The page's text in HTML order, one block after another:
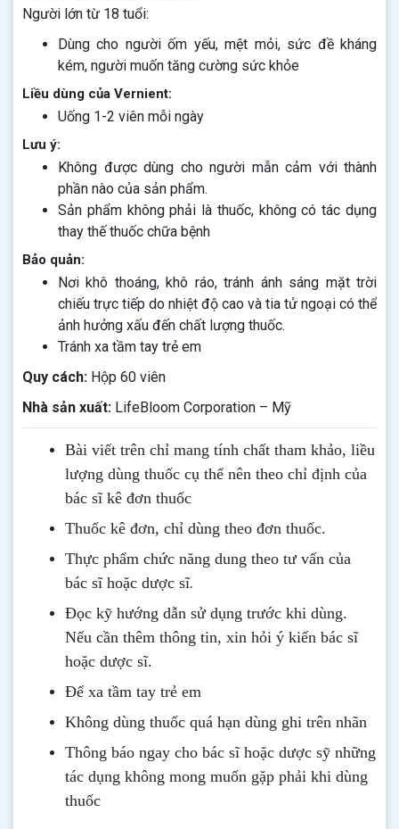
Người lớn từ 18 tuổi:
Dùng cho người ốm yếu, mệt mỏi, sức đề kháng
kém, người muốn tăng cường sức khỏe
Liều dùng của Vernient:
Uống 1-2 viên mỗi ngày
Lưu ý:
Không được dùng cho người mẫn cảm với thành
phần nào của sản phẩm.
Sản phẩm không phải là thuốc, không có tác dụng
thay thế thuốc chữa bệnh
Bảo quản:
Nơi khô thoáng, khô ráo, tránh ánh sáng mặt trời
chiếu trực tiếp do nhiệt độ cao và tia tử ngoại có thể
ảnh hưởng xấu đến chất lượng thuốc.
Tránh xa tầm tay trẻ em
Quy cách: Hộp 60 viên
Nhà sản xuất: LifeBloom Corporation – Mỹ
Bài viết trên chỉ mang tính chất tham khảo, liều
lượng dùng thuốc cụ thể nên theo chỉ định của
bác sĩ kê đơn thuốc
Thuốc kê đơn, chỉ dùng theo đơn thuốc.
Thực phẩm chức năng dung theo tư vấn của
bác sĩ hoặc dược sĩ.
Đọc kỹ hướng dẫn sử dụng trước khi dùng.
Nếu cần thêm thông tin, xin hỏi ý kiến bác sĩ
hoặc dược sĩ.
Để xa tầm tay trẻ em
Không dùng thuốc quá hạn dùng ghi trên nhãn
Thông báo ngay cho bác sĩ hoặc dược sỹ những
tác dụng không mong muốn gặp phải khi dùng
thuốc